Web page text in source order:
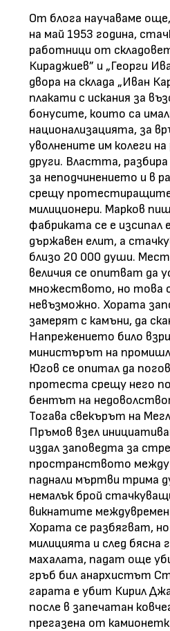
От блога научаваме
на май 1953 година,
работници от
Кираджиев” и „Георги
двора на склада „Иван
плакати с искания за
бонусите, които са
национализацията, за
уволнените им колеги
други. Властта, разбира
за неподчинението и в
срещу
милиционери. Марков
фабриката се е изсипал
държавен елит, а
близо 20 000 души.
величия се опитват да
множеството, но това
невъзможно. Хората
замерят с камъни, да
Напрежението било
министърът на
Югов се опитал да
протеста срещу него
бентът на
Тогава свекърът на
Пръмов взел
издал заповедта за
пространството между
паднали мъртви трима
немалък брой
викнатите
Хората се разбягват, но
милицията и след бясна
махалата, падат още
гръб бил анархистът
гарата е убит Кирил
после в запечатан
прегазена от